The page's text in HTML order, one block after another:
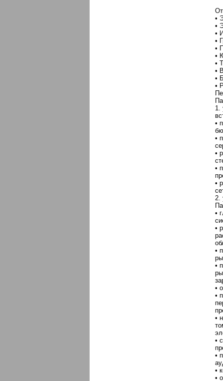
•
•
•
•
•
•
•
•
•
•
1.
•
•
•
•
•
2.
•
•
•
•
•
•
•
•
•
•
•